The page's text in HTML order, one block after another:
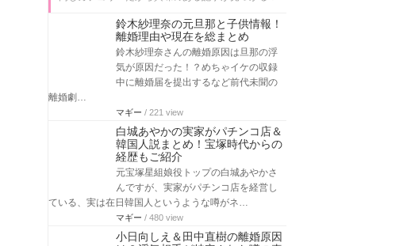
鈴木紗理奈の元旦那と子供情報！
離婚理由や現在を総まとめ
鈴木紗理奈さんの離婚原因は旦那の浮
気が原因だった！？めちゃイケの収録
中に離婚届を提出するなど前代未聞の
離婚劇…
マギー / 221 view
白城あやかの実家がパチンコ店＆
韓国人説まとめ！宝塚時代からの
経歴もご紹介
元宝塚星組娘役トップの白城あやかさ
んですが、実家がパチンコ店を経営し
ている、実は在日韓国人というような噂がネ…
マギー / 480 view
小日向しえ＆田中直樹の離婚原因